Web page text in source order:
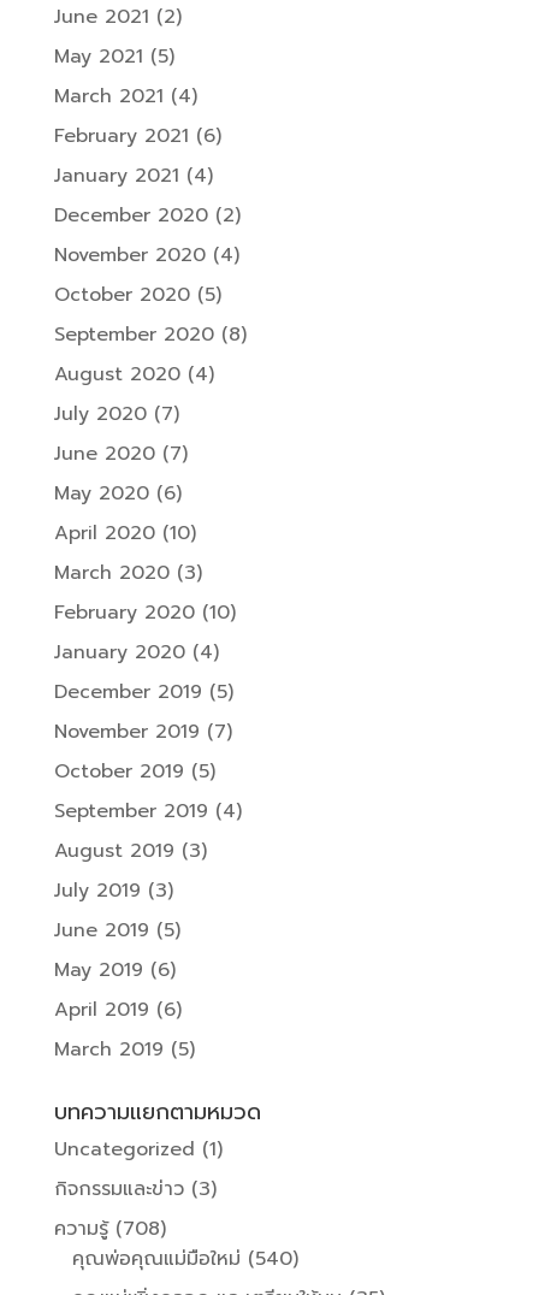
June 2021 (2)
May 2021 (5)
March 2021 (4)
February 2021 (6)
January 2021 (4)
December 2020(2)
November 2020(4)
October 2020(5)
September 2020(8)
August 2020(4)
July 2020(7)
June 2020(7)
May 2020(6)
April 2020(10)
March 2020(3)
February 2020(10)
January 2020(4)
December 2019 (5)
November 2019 (7)
October 2019 (5)
September 2019 (4)
August 2019 (3)
July 2019 (3)
June 2019 (5)
May 2019 (6)
April 2019 (6)
March 2019 (5)
บทความแยกตามหมวด
Uncategorized (1)
กิจกรรมและข่าว(3)
ความรู้(708)
คุณพ่อคุณแม่มือใหม่ (540)